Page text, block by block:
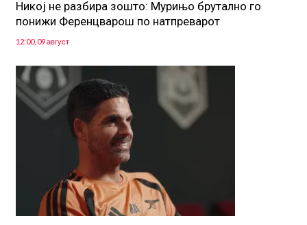
Никој не разбира зошто: Мурињо брутално го
понижи Ференцварош по натпреварот
12:00, 09 август